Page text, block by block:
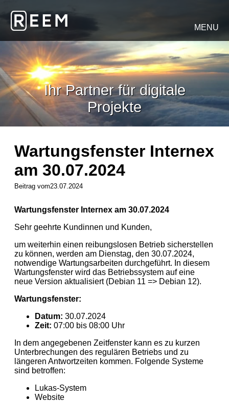
MENU
Ihr Partner für digitale
Projekte
Wartungsfenster Internex
am 30.07.2024
Beitrag vom23.07.2024
Wartungsfenster Internex am 30.07.2024
Sehr geehrte Kundinnen und Kunden,
um weiterhin einen reibungslosen Betrieb sicherstellen
zu können, werden am Dienstag, den 30.07.2024,
notwendige Wartungsarbeiten durchgeführt. In diesem
Wartungsfenster wird das Betriebssystem auf eine
neue Version aktualisiert (Debian 11 => Debian 12).
Wartungsfenster:
Datum: 30.07.2024
Zeit: 07:00 bis 08:00 Uhr
In dem angegebenen Zeitfenster kann es zu kurzen
Unterbrechungen des regulären Betriebs und zu
längeren Antwortzeiten kommen. Folgende Systeme
sind betroffen:
Lukas-System
Website